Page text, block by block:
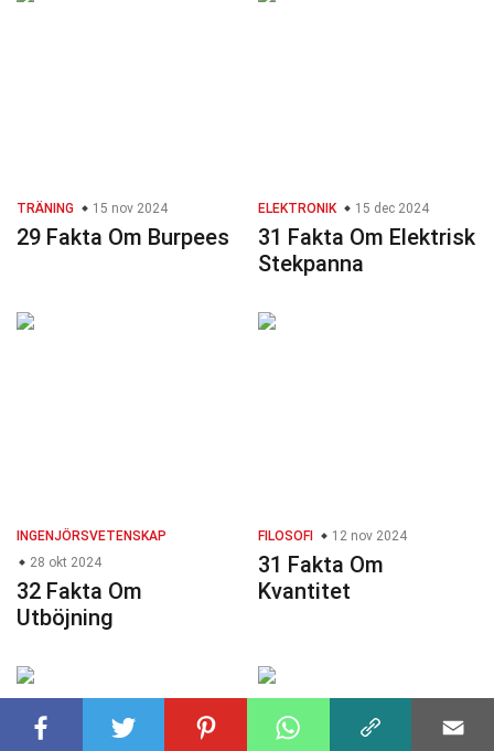
TRÄNING 15 nov 2024
29 Fakta Om Burpees
ELEKTRONIK 15 dec 2024
31 Fakta Om Elektrisk
Stekpanna
INGENJÖRSVETENSKAP
28 okt 2024
32 Fakta Om
Utböjning
FILOSOFI 12 nov 2024
31 Fakta Om
Kvantitet